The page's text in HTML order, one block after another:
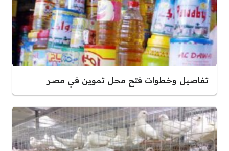
تفاصيل وخطوات فتح محل تموين في مصر